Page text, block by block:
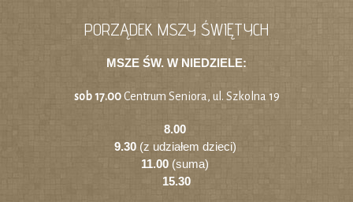
PORZĄDEK MSZY ŚWIĘTYCH
MSZE ŚW. W NIEDZIELE:
sob 17.00Centrum Seniora, ul. Szkolna 19
8.00
9.30(z udziałem dzieci)
11.00 (suma)
15.30